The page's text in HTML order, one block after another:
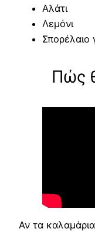
Αλάτι
Λεμόνι
Σπορέλαιο
Πώς
Αν τα